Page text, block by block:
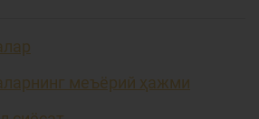
меъёрий ҳажми